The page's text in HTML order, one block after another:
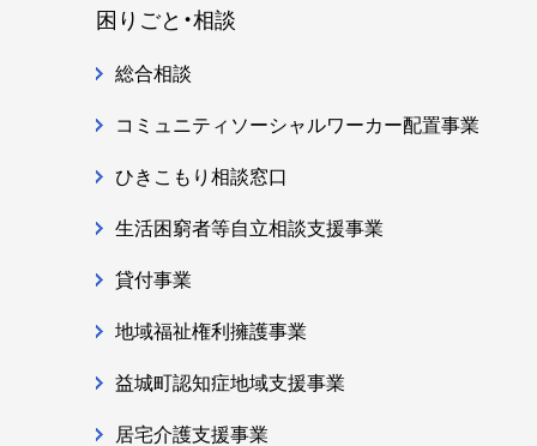
困りごと・相談
総合相談
コミュニティソーシャルワーカー配置事業
ひきこもり相談窓口
生活困窮者等自立相談支援事業
貸付事業
地域福祉権利擁護事業
益城町認知症地域支援事業
居宅介護支援事業